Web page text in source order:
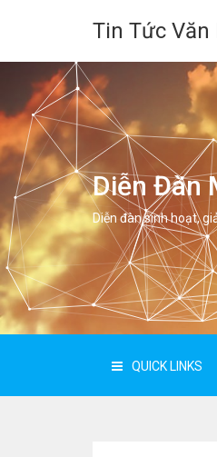
Tin Tức Văn
Diễn Đàn
Diễn đàn sinh hoạt,
QUICK LINKS